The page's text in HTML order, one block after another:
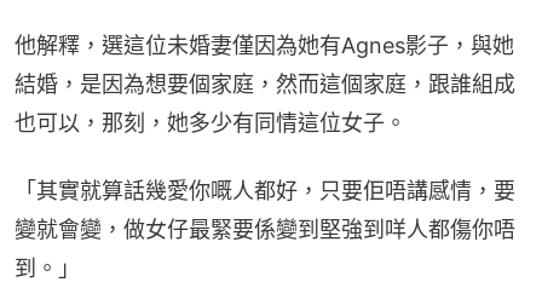
他解釋，選這位未婚妻僅因為她有Agnes影子，與她
結婚，是因為想要個家庭，然而這個家庭，跟誰組成
也可以，那刻，她多少有同情這位女子。
「其實就算話幾愛你嘅人都好，只要佢唔講感情，要
變就會變，做女仔最緊要係變到堅強到咩人都傷你唔
到。」